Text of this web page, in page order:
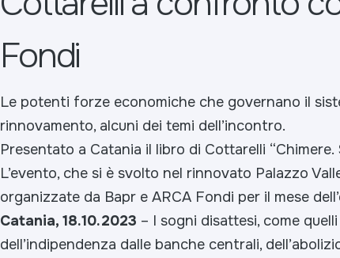
Fondi
Le potenti forze economiche che governano il
rinnovamento, alcuni dei temi dell’incontro.
Presentato a Catania il libro di Cottarelli “Chimere.
L’evento, che si è svolto nel rinnovato Palazzo
organizzate da Bapr e ARCA Fondi per il mese
Catania, 18.10.2023 – I sogni disattesi, come
dell’indipendenza dalle banche centrali,